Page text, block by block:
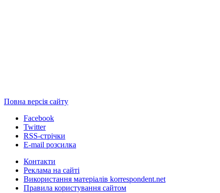
Повна версія сайту
Facebook
Twitter
RSS-стрічки
E-mail розсилка
Контакти
Реклама на сайті
Використання матеріалів korrespondent.net
Правила користування сайтом